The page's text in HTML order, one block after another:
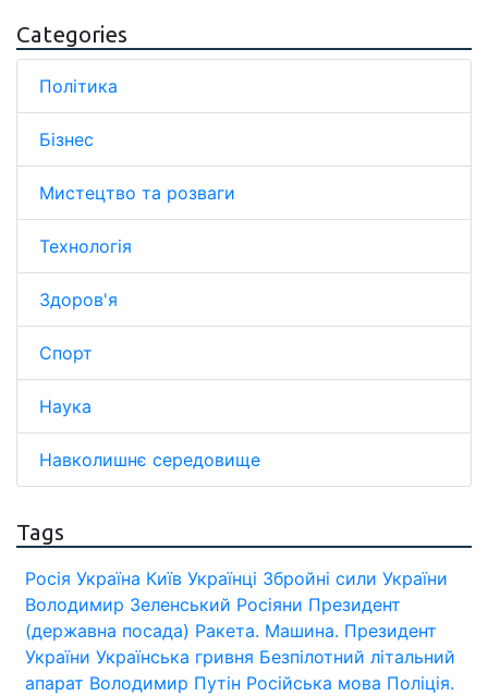
Categories
Політика
Бізнес
Мистецтво та розваги
Технологія
Здоров'я
Спорт
Наука
Навколишнє середовище
Tags
Росія Україна Київ Українці Збройні сили України
Володимир Зеленський Росіяни Президент
(державна посада) Ракета. Машина. Президент
України Українська гривня Безпілотний літальний
апарат Володимир Путін Російська мова Поліція.